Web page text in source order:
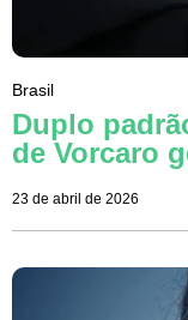
Brasil
Duplo
de Vorcaro
23 de abril de 2026